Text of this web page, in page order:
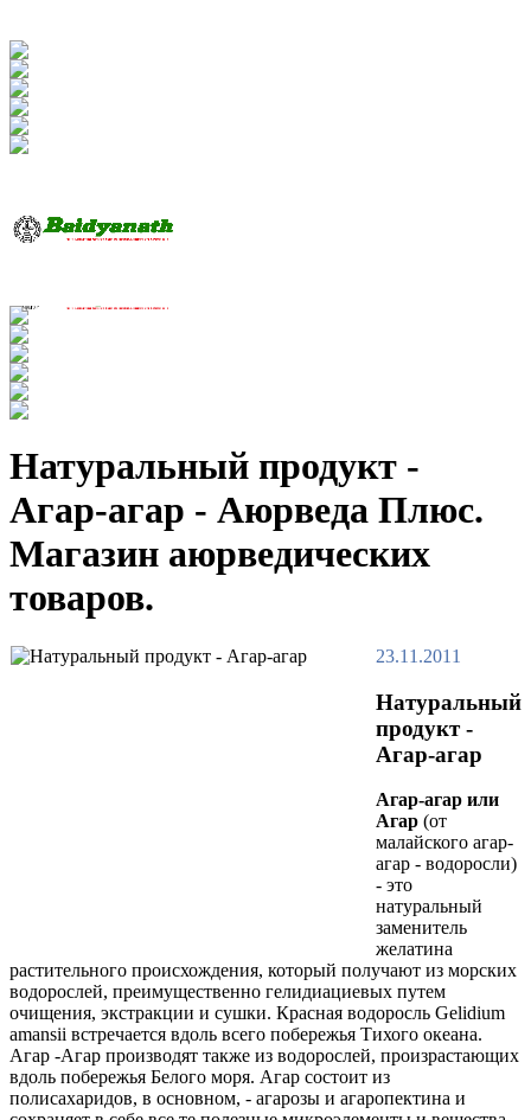
Натуральный продукт -
Агар-агар - Аюрведа Плюс.
Магазин аюрведических
товаров.
23.11.2011
Натуральный
продукт -
Агар-агар
Агар-агар или
Агар (от
малайского агар-
агар - водоросли)
- это
натуральный
заменитель
желатина
растительного происхождения, который получают из морских
водорослей, преимущественно гелидиациевых путем
очищения, экстракции и сушки. Красная водоросль Gelidium
amansii встречается вдоль всего побережья Тихого океана.
Агар -Агар производят также из водорослей, произрастающих
вдоль побережья Белого моря. Агар состоит из
полисахаридов, в основном, - агарозы и агаропектина и